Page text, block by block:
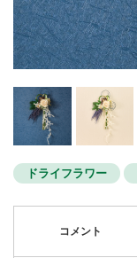
ドライフラワー
コメント